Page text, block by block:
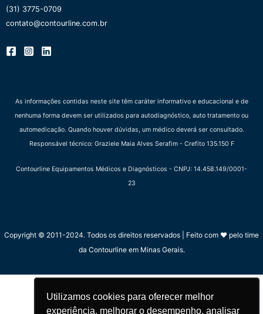
Utilizamos cookies para oferecer melhor
experiência, melhorar o desempenho, analisar
Utilizamos cookies para oferecer melhor
experiência, melhorar o desempenho, analisar
(31) 3775-0709
contato@contourline.com.br
As informações contidas neste site têm caráter informativo e educacional e de
nenhuma forma devem ser utilizados para autodiagnóstico, auto tratamento ou
automedicação. Quando houver dúvidas, um médico deverá ser consultado.
Responsável técnico: Graziele Maia Alves Serafim - Crefito 135.150 F
Contourline Equipamentos Médicos e Diagnósticos - CNPJ: 14.458.149/0001-
23
Copyright © 2011-2024. Todos os direitos reservados | Feito com ❤ pelo time
da Contourline em Minas Gerais.